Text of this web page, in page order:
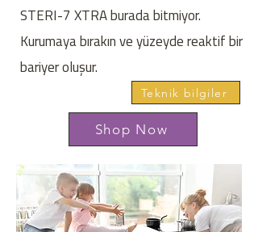
STERI-7 XTRA burada bitmiyor.
Kurumaya bırakın ve yüzeyde reaktif bir
bariyer oluşur.
Teknik bilgiler
Shop Now